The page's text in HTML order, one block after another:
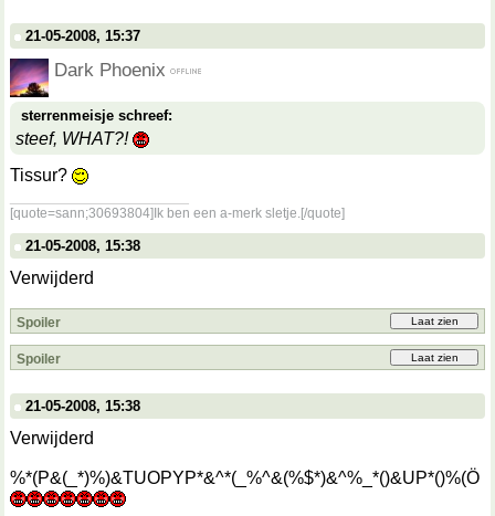
21-05-2008, 15:37
Dark Phoenix
sterrenmeisje schreef:
steef, WHAT?!
Tissur?
[quote=sann;30693804]Ik ben een a-merk sletje.[/quote]
21-05-2008, 15:38
Verwijderd
Spoiler
Spoiler
21-05-2008, 15:38
Verwijderd
%*(P&(_*)%)&TUOPYP*&^*(_%^&(%$*)&^%_*()&UP*()%(Ö